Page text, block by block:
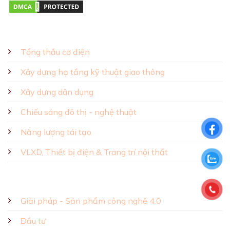
Tổng thầu cơ điện
Xây dựng hạ tầng kỹ thuật giao thông
Xây dựng dân dụng
Chiếu sáng đô thị - nghệ thuật
Năng lượng tái tạo
VLXD, Thiết bị điện & Trang trí nội thất
Giải pháp - Sản phẩm công nghệ 4.0
Đầu tư